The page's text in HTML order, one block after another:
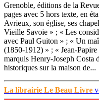
Grenoble, éditions de la
pages avec 5 hors texte, en
Avrieux, son église, ses
Vieille Savoie » ; « Les
avec Paul Guiton » ; « Un
(1850-1912) » ; « Jean-
marquis Henry-Joseph Costa
historiques sur la maison de...
La librairie Le Beau Livre